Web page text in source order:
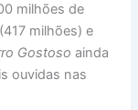
milhões de
(417 milhões) e
Gostoso ainda
ouvidas nas